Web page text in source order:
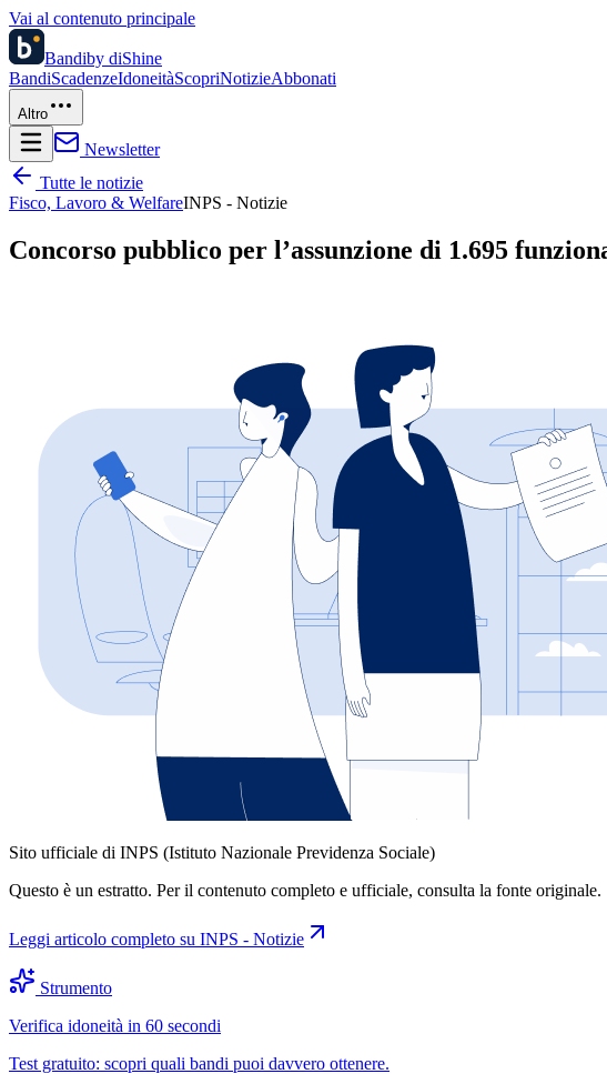
Vai al contenuto principale
Bandiby diShine
BandiScadenzeIdoneitàScopriNotizieAbbonati
Altro
Newsletter
Tutte le notizie
Fisco, Lavoro & WelfareINPS - Notizie
Concorso pubblico per l’assunzione di 1.695
Sito ufficiale di INPS (Istituto Nazionale Previdenza Sociale)
Questo è un estratto. Per il contenuto completo e ufficiale, consulta la fonte originale.
Leggi articolo completo su INPS - Notizie
Strumento
Verifica idoneità in 60 secondi
Test gratuito: scopri quali bandi puoi davvero ottenere.